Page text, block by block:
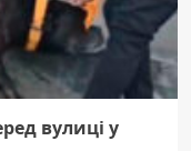
вулиці у